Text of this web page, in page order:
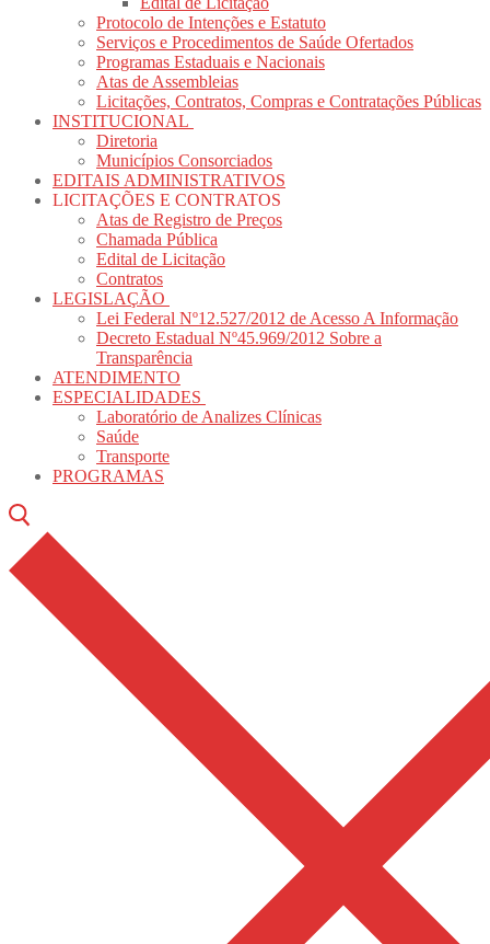
Protocolo de Intenções e Estatuto
Serviços e Procedimentos de Saúde Ofertados
Programas Estaduais e Nacionais
Atas de Assembleias
Licitações, Contratos, Compras e Contratações Públicas
INSTITUCIONAL
Diretoria
Municípios Consorciados
EDITAIS ADMINISTRATIVOS
LICITAÇÕES E CONTRATOS
Atas de Registro de Preços
Chamada Pública
Edital de Licitação
Contratos
LEGISLAÇÃO
Lei Federal Nº12.527/2012 de Acesso A Informação
Decreto Estadual Nº45.969/2012 Sobre a
Transparência
ATENDIMENTO
ESPECIALIDADES
Laboratório de Analizes Clínicas
Saúde
Transporte
PROGRAMAS